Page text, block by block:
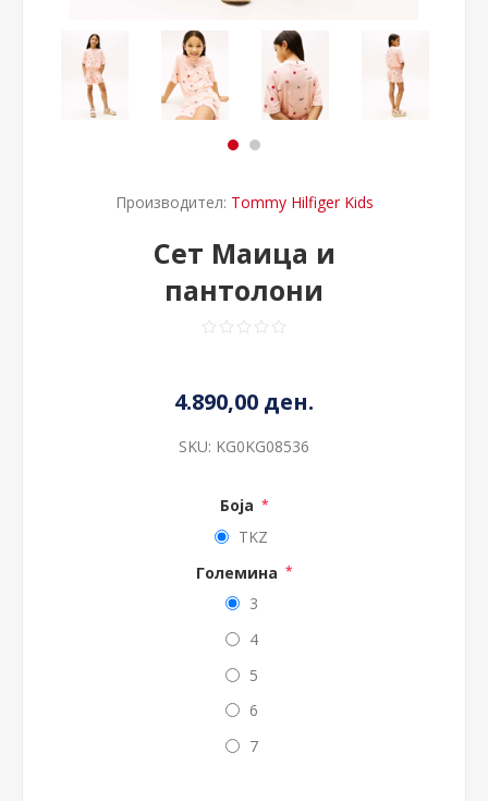
Производител: Tommy Hilfiger Kids
Сет Маица и
пантолони
4.890,00 ден.
SKU: KG0KG08536
Боја *
TKZ
Големина *
3
4
5
6
7